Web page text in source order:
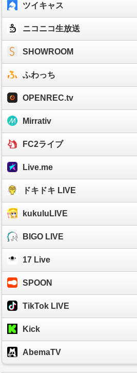
ツイキャス
ニコニコ生放送
SHOWROOM
ふわっち
OPENREC.tv
Mirrativ
FC2ライブ
Live.me
ドキドキ LIVE
kukuluLIVE
BIGO LIVE
17 Live
SPOON
TikTok LIVE
Kick
AbemaTV